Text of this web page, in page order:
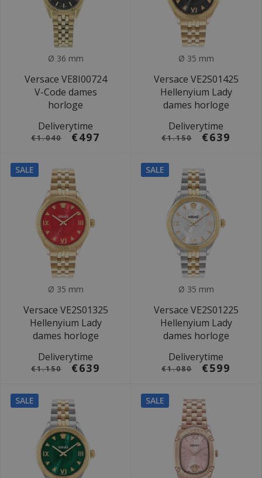
Ø 36 mm
Versace VE8I00724
V-Code dames
horloge
Deliverytime
€1.040 €497
Ø 35 mm
Versace VE2S01425
Hellenyium Lady
dames horloge
Deliverytime
€1.150 €639
SALE
Ø 35 mm
Versace VE2S01325
Hellenyium Lady
dames horloge
Deliverytime
€1.150 €639
SALE
Ø 35 mm
Versace VE2S01225
Hellenyium Lady
dames horloge
Deliverytime
€1.080 €599
SALE SALE